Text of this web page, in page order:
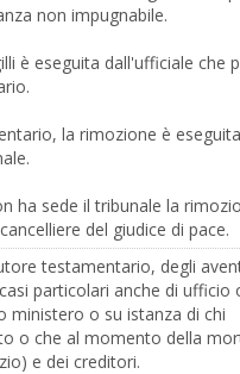
non impugnabile.
è eseguita dall'ufficiale che
la rimozione è
ha sede il tribunale la
del giudice di pace.
testamentario, degli
particolari anche di ufficio
ministero o su istanza di chi
o che al momento della
e dei creditori.